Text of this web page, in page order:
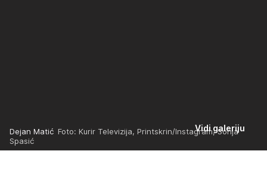
Vidi galeriju
Dejan Matić Foto: Kurir Televizija, Printskrin/Instagram, Sonja
Spasić